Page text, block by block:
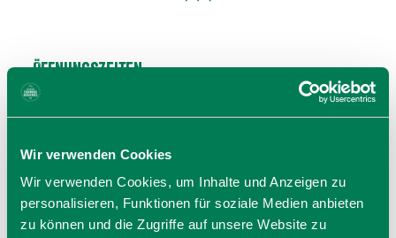
Wir verwenden Cookies
Wir verwenden Cookies, um Inhalte und Anzeigen zu
personalisieren, Funktionen für soziale Medien anbieten
zu können und die Zugriffe auf unsere Website zu
Öffnungszeiten
Gültig von 01.01. bis 31.12.
Di
10:00 - 18:30 Uhr
Mi
10:00 - 18:30 Uhr
Do
10:00 - 18:30 Uhr
Fr
10:00 - 18:30 Uhr